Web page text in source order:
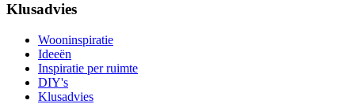
Klusadvies
Wooninspiratie
Ideeën
Inspiratie per ruimte
DIY's
Klusadvies